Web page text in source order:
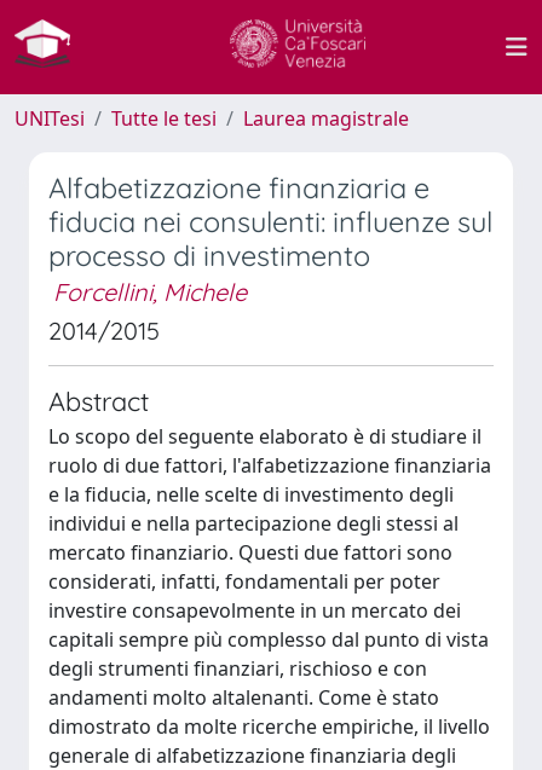
UNITesi Tutte le tesi Laurea magistrale
Alfabetizzazione finanziaria e
fiducia nei consulenti: influenze sul
processo di investimento
Forcellini, Michele
2014/2015
Abstract
Lo scopo del seguente elaborato è di studiare il
ruolo di due fattori, l'alfabetizzazione finanziaria
e la fiducia, nelle scelte di investimento degli
individui e nella partecipazione degli stessi al
mercato finanziario. Questi due fattori sono
considerati, infatti, fondamentali per poter
investire consapevolmente in un mercato dei
capitali sempre più complesso dal punto di vista
degli strumenti finanziari, rischioso e con
andamenti molto altalenanti. Come è stato
dimostrato da molte ricerche empiriche, il livello
generale di alfabetizzazione finanziaria degli